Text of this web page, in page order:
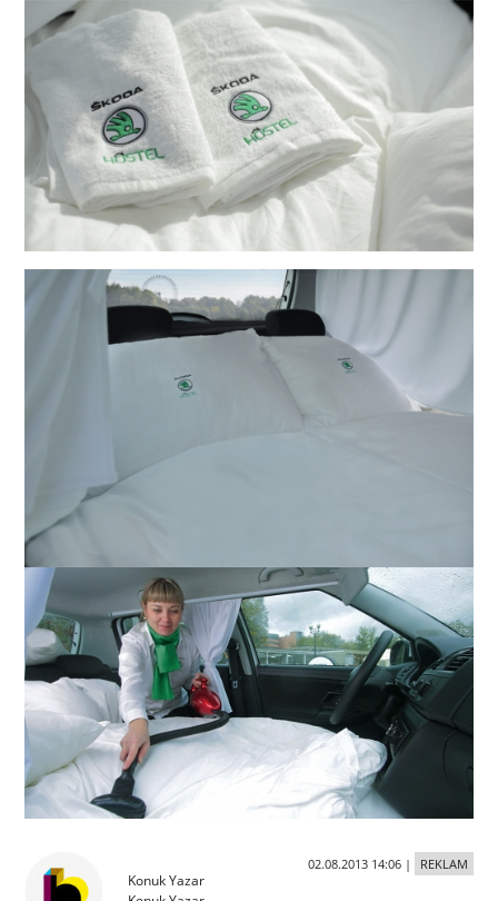
Konuk Yazar
02.08.2013 14:06| REKLAM